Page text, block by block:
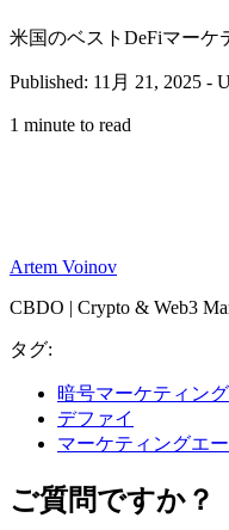
米国のベストDeFiマー
Published: 11月 21, 2025 -
1 minute to read
Artem Voinov
CBDO | Crypto & Web3
タグ:
暗号マーケティング
デファイ
マーケティングエ
ご質問ですか？